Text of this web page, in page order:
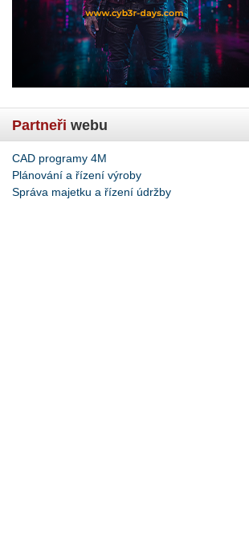
Partneři webu
CAD programy 4M
Plánování a řízení výroby
Správa majetku a řízení údržby